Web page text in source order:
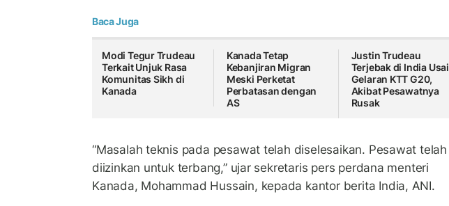
Baca Juga
Modi Tegur Trudeau
Terkait Unjuk Rasa
Komunitas Sikh di
Kanada
Kanada Tetap
Kebanjiran Migran
Meski Perketat
Perbatasan dengan
AS
Justin Trudeau
Terjebak di India Usai
Gelaran KTT G20,
Akibat Pesawatnya
Rusak
“Masalah teknis pada pesawat telah diselesaikan. Pesawat telah
diizinkan untuk terbang,” ujar sekretaris pers perdana menteri
Kanada, Mohammad Hussain, kepada kantor berita India, ANI.